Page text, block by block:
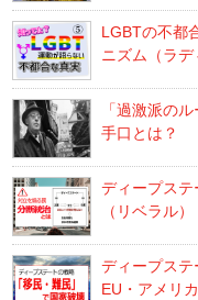
LGBTの不都
ニズム（ラ
「過激派の
手口とは？
ディープス
（リベラル
ディープス
EU・アメリ